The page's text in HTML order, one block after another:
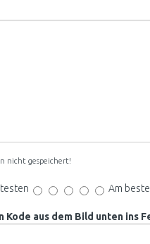
nicht gespeichert!
Am
aus dem Bild unten ins